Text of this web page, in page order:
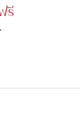
รี